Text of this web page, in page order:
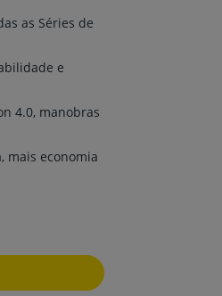
as Séries de
e
4.0, manobras
mais economia